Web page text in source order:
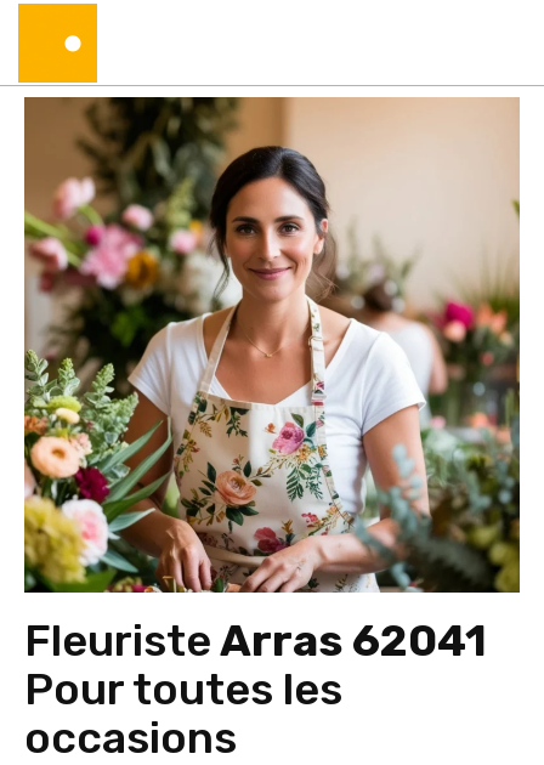
FleuristeArras 62041
Pour toutes les
occasions